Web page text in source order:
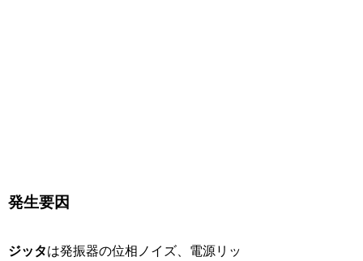
発生要因
ジッタは発振器の位相ノイズ、電源リッ